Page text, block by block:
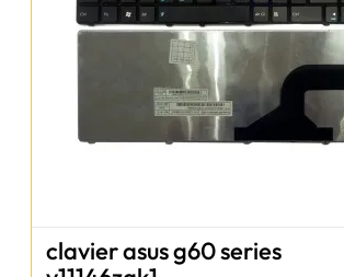
clavier asus g60 series